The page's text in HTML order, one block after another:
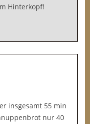
Hinterkopf!
insgesamt 55 min
nur 40